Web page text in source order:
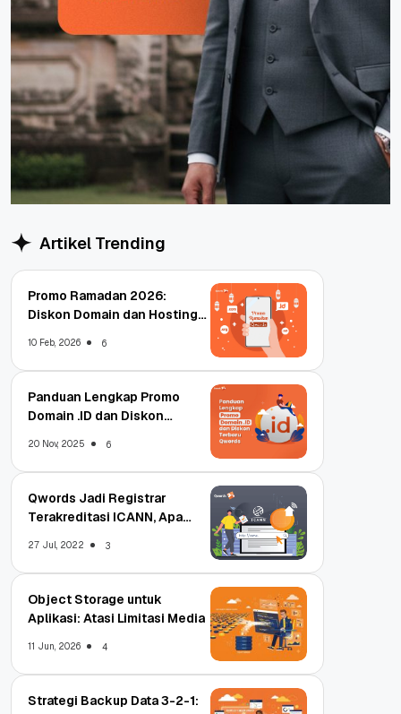
Artikel Trending
Promo Ramadan 2026:
Diskon Domain dan Hosting
10 Feb, 2026 6
Panduan Lengkap Promo
Domain .ID dan Diskon
20 Nov, 2025 6
Qwords Jadi Registrar
Terakreditasi ICANN, Apa
27 Jul, 2022 3
Object Storage untuk
Aplikasi: Atasi Limitasi Media
11 Jun, 2026 4
Strategi Backup Data 3-2-1: